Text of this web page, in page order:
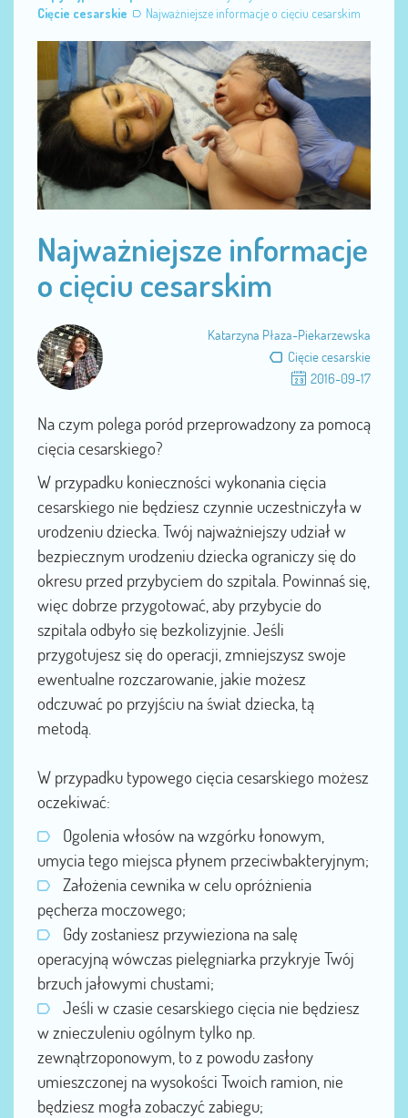
Cięcie cesarskie
Najważniejsze informacje o cięciu cesarskim
Najważniejsze informacje
o cięciu cesarskim
Katarzyna Płaza-Piekarzewska
Cięcie cesarskie
2016-09-17
Na czym polega poród przeprowadzony za pomocą
cięcia cesarskiego?
W przypadku konieczności wykonania cięcia
cesarskiego nie będziesz czynnie uczestniczyła w
urodzeniu dziecka. Twój najważniejszy udział w
bezpiecznym urodzeniu dziecka ograniczy się do
okresu przed przybyciem do szpitala. Powinnaś się,
więc dobrze przygotować, aby przybycie do
szpitala odbyło się bezkolizyjnie. Jeśli
przygotujesz się do operacji, zmniejszysz swoje
ewentualne rozczarowanie, jakie możesz
odczuwać po przyjściu na świat dziecka, tą
metodą.
W przypadku typowego cięcia cesarskiego możesz
oczekiwać:
Ogolenia włosów na wzgórku łonowym,
umycia tego miejsca płynem przeciwbakteryjnym;
Założenia cewnika w celu opróżnienia
pęcherza moczowego;
Gdy zostaniesz przywieziona na salę
operacyjną wówczas pielęgniarka przykryje Twój
brzuch jałowymi chustami;
Jeśli w czasie cesarskiego cięcia nie będziesz
w znieczuleniu ogólnym tylko np.
zewnątrzoponowym, to z powodu zasłony
umieszczonej na wysokości Twoich ramion, nie
będziesz mogła zobaczyć zabiegu;